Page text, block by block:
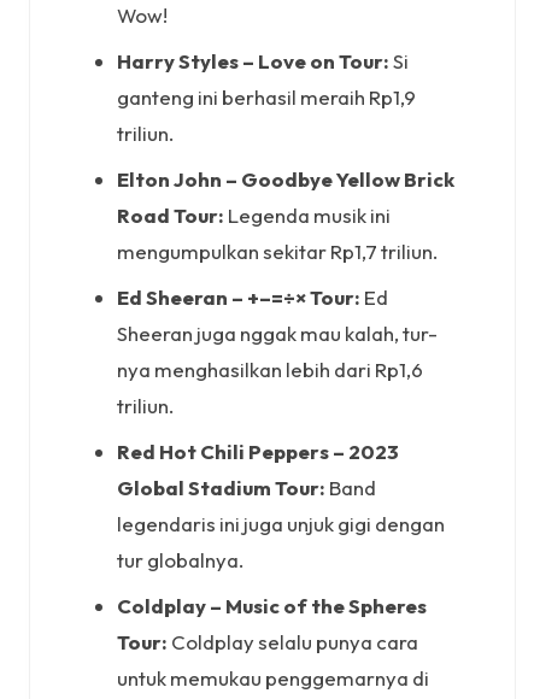
Wow!
Harry Styles – Love on Tour:Si
ganteng ini berhasil meraih Rp1,9
triliun.
Elton John – Goodbye Yellow Brick
Road Tour: Legenda musik ini
mengumpulkan sekitar Rp1,7 triliun.
Ed Sheeran – +–=÷× Tour: Ed
Sheeran juga nggak mau kalah, tur-
nya menghasilkan lebih dari Rp1,6
triliun.
Red Hot Chili Peppers – 2023
Global Stadium Tour: Band
legendaris ini juga unjuk gigi dengan
tur globalnya.
Coldplay – Music of the Spheres
Tour: Coldplay selalu punya cara
untuk memukau penggemarnya di